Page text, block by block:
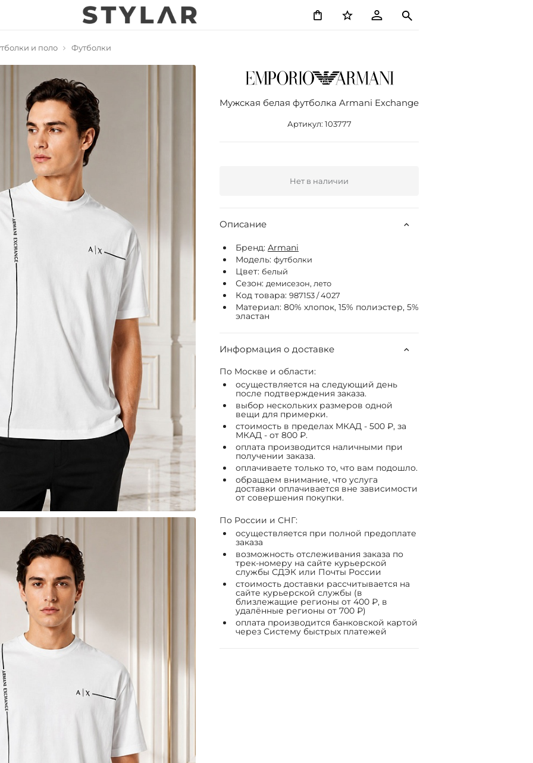
и поло Футболки
Мужская белая футболка Armani Exchange
Артикул: 103777
Нет в наличии
Описание
Бренд: Armani
Модель: футболки
Цвет: белый
Сезон: демисезон, лето
Код товара: 987153 / 4027
Материал: 80% хлопок, 15% полиэстер, 5%
эластан
Информация о доставке
По Москве и области:
осуществляется на следующий день
после подтверждения заказа.
выбор нескольких размеров одной
вещи для примерки.
стоимость в пределах МКАД - 500 ₽, за
МКАД - от 800 ₽.
оплата производится наличными при
получении заказа.
оплачиваете только то, что вам подошло.
обращаем внимание, что услуга
доставки оплачивается вне зависимости
от совершения покупки.
По России и СНГ:
осуществляется при полной предоплате
заказа
возможность отслеживания заказа по
трек-номеру на сайте курьерской
службы СДЭК или Почты России
стоимость доставки рассчитывается на
сайте курьерской службы (в
близлежащие регионы от 400 ₽, в
удалённые регионы от 700 ₽)
оплата производится банковской картой
через Систему быстрых платежей